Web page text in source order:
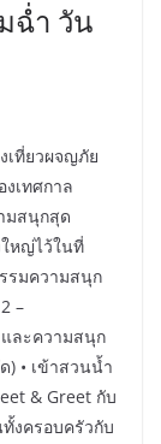
ฉ่ำ วัน
เที่ยวผจญภัย
เทศกาล
มสนุกสุด
หญ่ไว้ในที่
รมความสนุก
–
ละความสนุก
• เข้าสวนน้ำ
& Greet กับ
งครอบครัวกับ